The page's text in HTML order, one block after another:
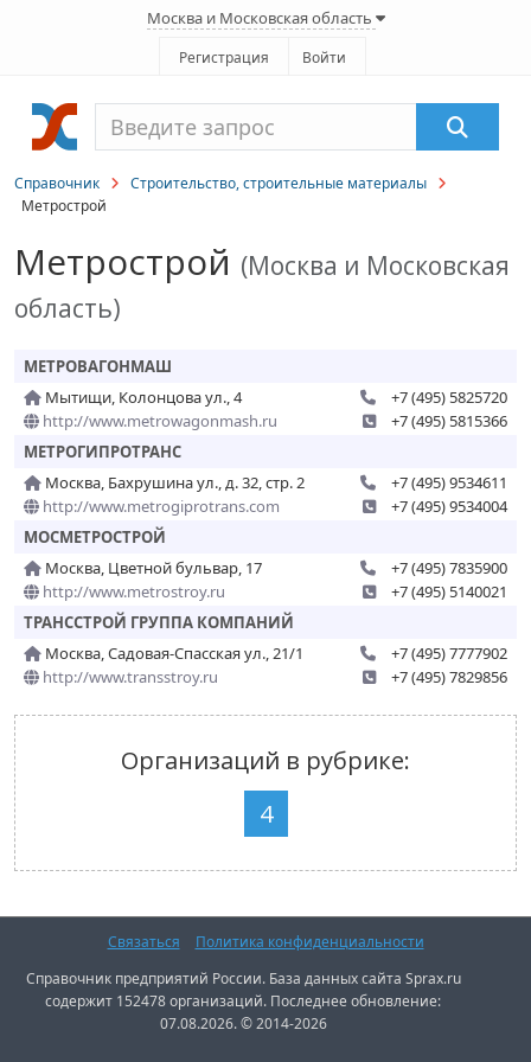
Москва и Московская область
Регистрация Войти
Справочник
Строительство, строительные материалы
Метрострой
Метрострой (Москва и Московская
область)
МЕТРОВАГОНМАШ
Мытищи, Колонцова ул., 4
http://www.metrowagonmash.ru
+7 (495) 5825720
+7 (495) 5815366
МЕТРОГИПРОТРАНС
Москва, Бахрушина ул., д. 32, стр. 2
http://www.metrogiprotrans.com
+7 (495) 9534611
+7 (495) 9534004
МОСМЕТРОСТРОЙ
Москва, Цветной бульвар, 17
http://www.metrostroy.ru
+7 (495) 7835900
+7 (495) 5140021
ТРАНССТРОЙ ГРУППА КОМПАНИЙ
Москва, Садовая-Спасская ул., 21/1
http://www.transstroy.ru
+7 (495) 7777902
+7 (495) 7829856
Организаций в рубрике:
4
Связаться
Политика конфиденциальности
Справочник предприятий России. База данных сайта Sprax.ru
содержит 152478 организаций. Последнее обновление:
07.08.2026. © 2014-2026